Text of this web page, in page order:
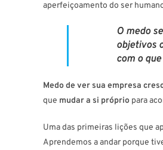
aperfeiçoamento do ser
O medo
objetivos
com o
Medo de ver sua empresa
que mudar a si próprio para
Uma das primeiras lições que
Aprendemos a andar porque